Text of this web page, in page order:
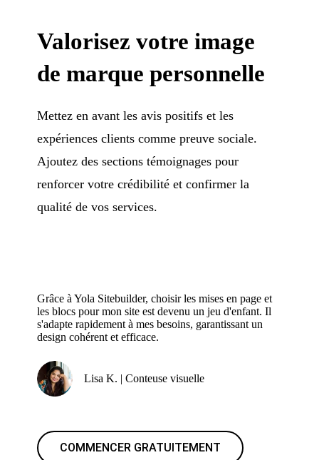
Valorisez votre image
de marque personnelle
Mettez en avant les avis positifs et les
expériences clients comme preuve sociale.
Ajoutez des sections témoignages pour
renforcer votre crédibilité et confirmer la
qualité de vos services.
Grâce à Yola Sitebuilder, choisir les mises en page et
les blocs pour mon site est devenu un jeu d'enfant. Il
s'adapte rapidement à mes besoins, garantissant un
design cohérent et efficace.
Lisa K. | Conteuse visuelle
COMMENCER GRATUITEMENT